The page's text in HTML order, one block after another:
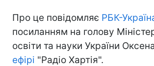
Про це повідомляє РБК-
посиланням на голову
освіти та науки України
ефірі "Радіо Хартія".